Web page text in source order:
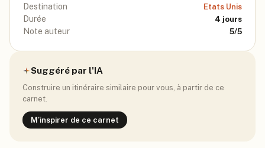
Destination Etats Unis
Durée 4 jours
Note auteur 5/5
Suggéré par l'IA
Construire un itinéraire similaire pour vous, à partir de ce
carnet.
M'inspirer de ce carnet